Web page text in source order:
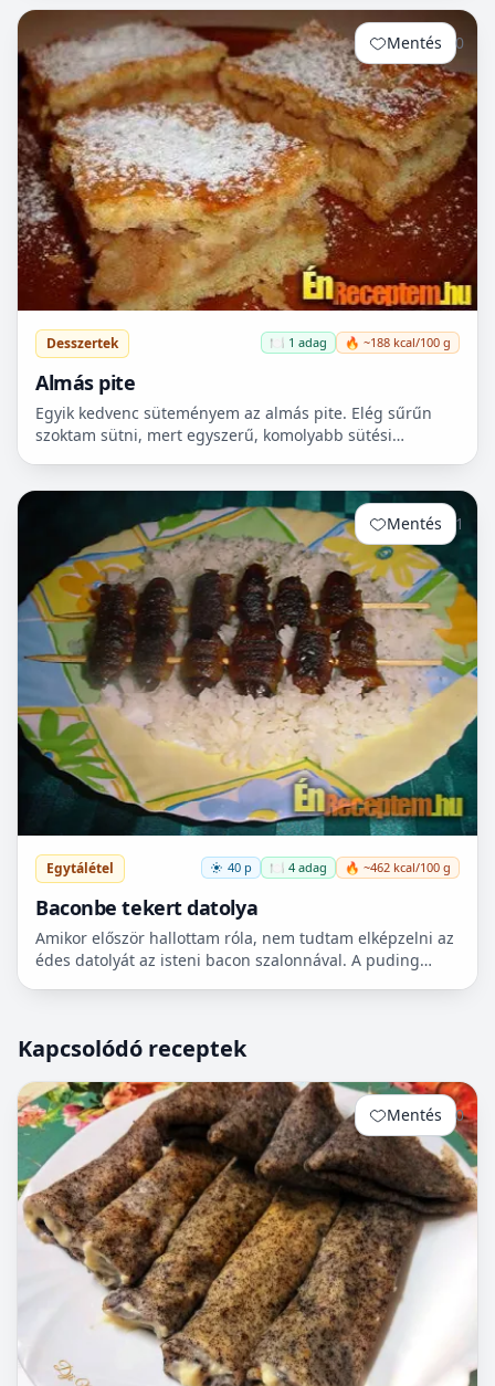
Mentés 0
Desszertek 🍽️ 1 adag 🔥 ~188 kcal/100 g
Almás pite
Egyik kedvenc süteményem az almás pite. Elég sűrűn
szoktam sütni, mert egyszerű, komolyabb sütési
Mentés 1
Egytálétel 40 p 🍽️ 4 adag 🔥 ~462 kcal/100 g
Baconbe tekert datolya
Amikor először hallottam róla, nem tudtam elképzelni az
édes datolyát az isteni bacon szalonnával. A puding
Kapcsolódó receptek
Mentés 0